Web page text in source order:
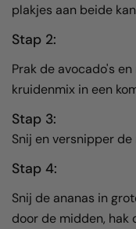
plakjes aan beide
Stap 2:
Prak de avocado's
kruidenmix in een
Stap 3:
Snij en versnipper de
Stap 4:
Snij de ananas in
door de midden, hak